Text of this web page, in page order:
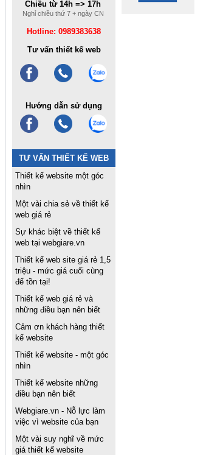
Chiều từ 14h => 17h
Nghỉ chiều thứ 7 + ngày CN
Hotline: 0989383638
Tư vấn thiết kế web
Hướng dẫn sử dụng
TƯ VẤN THIẾT KẾ WEB
Thiết kế website một góc
nhìn
Một vài chia sẻ về thiết kế
web giá rẻ
Sự khác biệt về thiết kế
web tại webgiare.vn
Thiết kế web site giá rẻ 1,5
triệu - mức giá cuối cùng
để tồn tại!
Thiết kế web giá rẻ và
những điều bạn nên biết
Cảm ơn khách hàng thiết
kế website
Thiết kế website - một góc
nhìn
Thiết kế website những
điều bạn nên biết
Webgiare.vn - Nỗ lực làm
việc vì website của bạn
Một vài suy nghĩ về mức
giá thiết kế website